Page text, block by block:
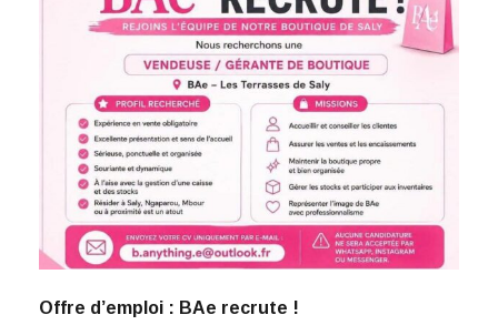
Offre d’emploi : BAe recrute !